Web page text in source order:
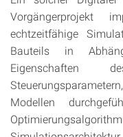
Vorgängerprojekt
echtzeitfähige
Bauteils in
Modellen